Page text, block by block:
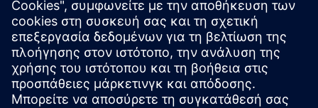
σχετικά προϊόντα
Πρόσθετες πληροφορίες και πόροι
Μετασχηματισμός στην Ιατρική Τεχνολογία